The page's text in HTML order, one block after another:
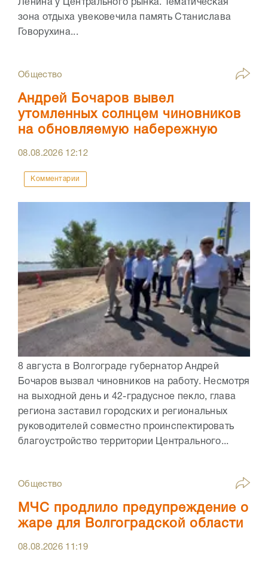
Ленина у Центрального рынка. Тематическая
зона отдыха увековечила память Станислава
Говорухина...
Общество
Андрей Бочаров вывел
утомленных солнцем чиновников
на обновляемую набережную
08.08.2026 12:12
Комментарии
8 августа в Волгограде губернатор Андрей
Бочаров вызвал чиновников на работу. Несмотря
на выходной день и 42-градусное пекло, глава
региона заставил городских и региональных
руководителей совместно проинспектировать
благоустройство территории Центрального...
Общество
МЧС продлило предупреждение о
жаре для Волгоградской области
08.08.2026 11:19